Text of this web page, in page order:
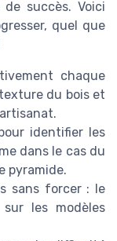
succès. Voici
quel que
chaque
du bois et
identifier les
dans le cas du
pyramide.
sans forcer : le
les modèles